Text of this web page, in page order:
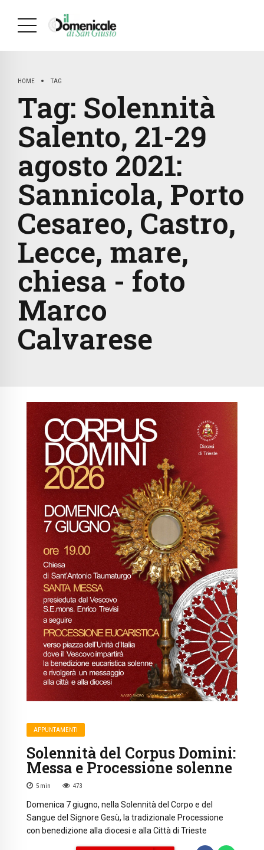
HOME TAG
Tag: Solennità
Salento, 21-29
agosto 2021:
Sannicola, Porto
Cesareo, Castro,
Lecce, mare,
chiesa - foto
Marco
Calvarese
APPUNTAMENTI
Solennità del Corpus Domini:
Messa e Processione solenne
5 min 473
Domenica 7 giugno, nella Solennità del Corpo e del
Sangue del Signore Gesù, la tradizionale Processione
con benedizione alla diocesi e alla Città di Trieste